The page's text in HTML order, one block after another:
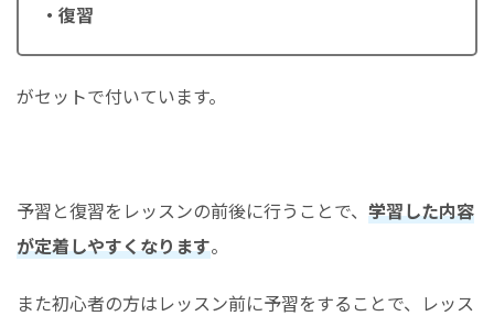
・復習
がセットで付いています。
予習と復習をレッスンの前後に行うことで、 学習した内容
が定着しやすくなります。
また初心者の方はレッスン前に予習をすることで、レッス